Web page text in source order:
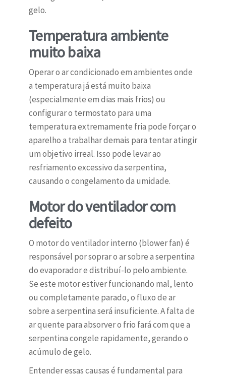
gelo.
Temperatura ambiente
muito baixa
Operar o ar condicionado em ambientes onde
a temperatura já está muito baixa
(especialmente em dias mais frios) ou
configurar o termostato para uma
temperatura extremamente fria pode forçar o
aparelho a trabalhar demais para tentar atingir
um objetivo irreal. Isso pode levar ao
resfriamento excessivo da serpentina,
causando o congelamento da umidade.
Motor do ventilador com
defeito
O motor do ventilador interno (blower fan) é
responsável por soprar o ar sobre a serpentina
do evaporador e distribuí-lo pelo ambiente.
Se este motor estiver funcionando mal, lento
ou completamente parado, o fluxo de ar
sobre a serpentina será insuficiente. A falta de
ar quente para absorver o frio fará com que a
serpentina congele rapidamente, gerando o
acúmulo de gelo.
Entender essas causas é fundamental para